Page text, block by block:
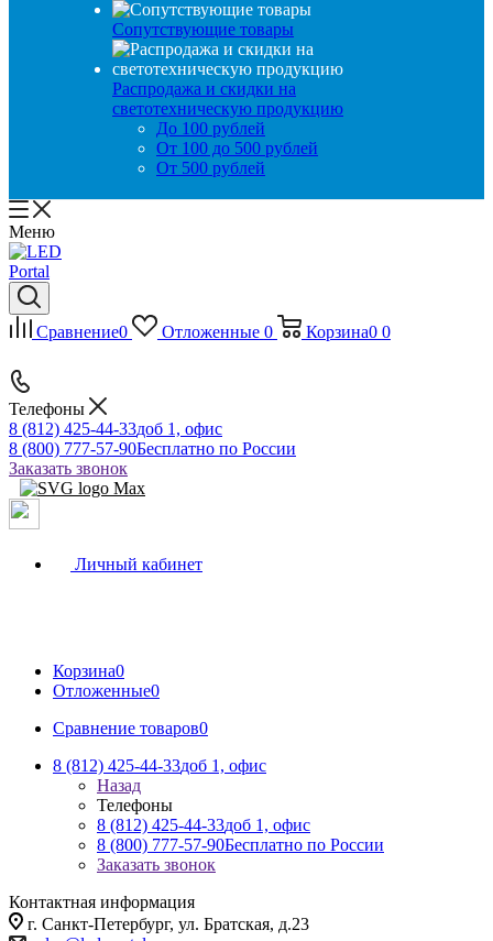
Сопутствующие товары
Распродажа и скидки на
светотехническую продукцию
До 100 рублей
От 100 до 500 рублей
От 500 рублей
Меню
Сравнение0 Отложенные 0 Корзина0 0
Телефоны
8 (812) 425-44-33доб 1, офис
8 (800) 777-57-90Бесплатно по России
Заказать звонок
Личный кабинет
Корзина0
Отложенные0
Сравнение товаров0
8 (812) 425-44-33доб 1, офис
Назад
Телефоны
8 (812) 425-44-33доб 1, офис
8 (800) 777-57-90Бесплатно по России
Заказать звонок
Контактная информация
г. Санкт-Петербург, ул. Братская, д.23